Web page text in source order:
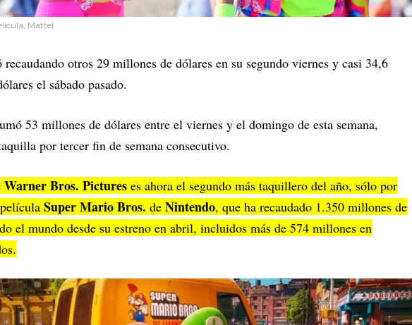
Mattel
otros 29 millones de dólares en su segundo viernes y casi 34,6
el sábado pasado.
53 millones de dólares entre el viernes y el domingo de esta semana,
por tercer fin de semana consecutivo.
Warner Bros. Pictures es ahora el segundo más taquillero del año, sólo por
Super Mario Bros. de Nintendo, que ha recaudado 1.350 millones de
el mundo desde su estreno en abril, incluidos más de 574 millones en